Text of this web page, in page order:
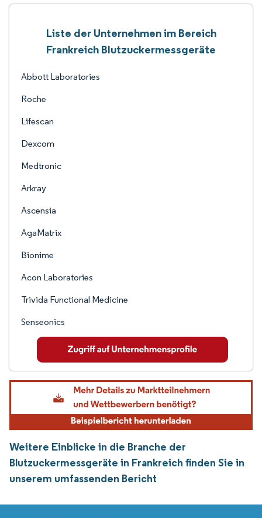
Liste der Unternehmen im Bereich
Frankreich Blutzuckermessgeräte
Abbott Laboratories
Roche
Lifescan
Dexcom
Medtronic
Arkray
Ascensia
AgaMatrix
Bionime
Acon Laboratories
Trivida Functional Medicine
Senseonics
Weitere Einblicke in die Branche der
Blutzuckermessgeräte in Frankreich finden Sie in
unserem umfassenden Bericht